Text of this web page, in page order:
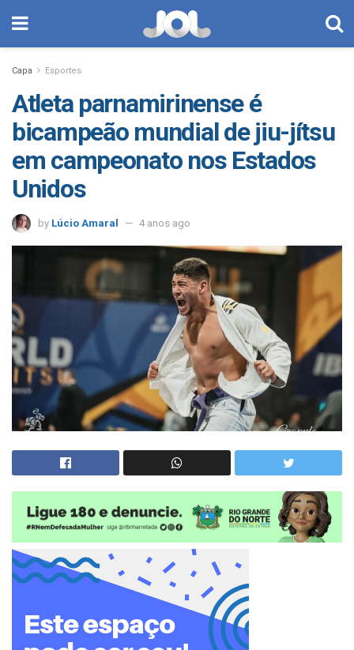
Capa Esportes
Atleta parnamirinense é
bicampeão mundial de jiu-jítsu
em campeonato nos Estados
Unidos
by Lúcio Amaral 4 anos ago